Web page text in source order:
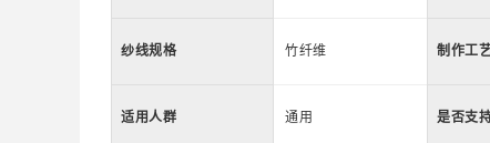
纱线规格 竹纤维 制作工
适用人群 通用 是否支